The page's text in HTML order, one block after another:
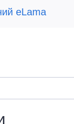
eLama